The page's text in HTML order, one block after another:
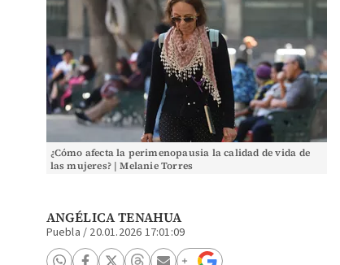
¿Cómo afecta la perimenopausia la calidad de vida de
las mujeres? | Melanie Torres
ANGÉLICA TENAHUA
Puebla / 20.01.2026 17:01:09